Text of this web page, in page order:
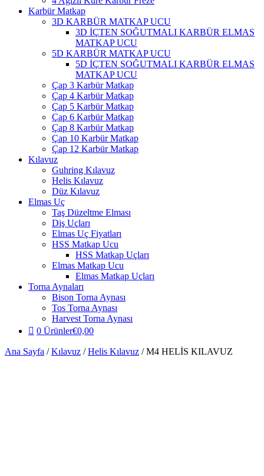
Karbür Matkap
3D KARBÜR MATKAP UCU
3D İÇTEN SOĞUTMALI KARBÜR ELMAS
MATKAP UCU
5D KARBÜR MATKAP UCU
5D İÇTEN SOĞUTMALI KARBÜR ELMAS
MATKAP UCU
Çap 3 Karbür Matkap
Çap 4 Karbür Matkap
Çap 5 Karbür Matkap
Çap 6 Karbür Matkap
Çap 8 Karbür Matkap
Çap 10 Karbür Matkap
Çap 12 Karbür Matkap
Kılavuz
Guhring Kılavuz
Helis Kılavuz
Düz Kılavuz
Elmas Uç
Taş Düzeltme Elması
Diş Uçları
Elmas Uç Fiyatları
HSS Matkap Ucu
HSS Matkap Uçları
Elmas Matkap Ucu
Elmas Matkap Uçları
Torna Aynaları
Bison Torna Aynası
Tos Torna Aynası
Harvest Torna Aynası
0 Ürünler€0,00
Ana Sayfa /Kılavuz /Helis Kılavuz / M4 HELİS KILAVUZ